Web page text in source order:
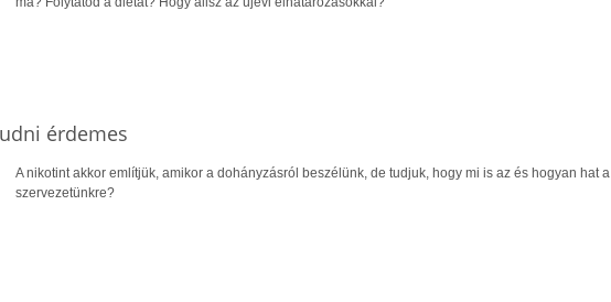
érdemes
A nikotint akkor említjük, amikor a dohányzásról beszélünk, de tudjuk, hogy mi is az és hogyan hat a
szervezetünkre?